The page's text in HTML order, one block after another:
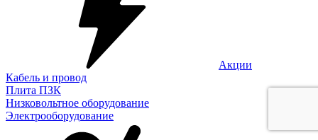
Акции
Кабель и провод
Плита ПЗК
Низковольтное оборудование
Электрооборудование